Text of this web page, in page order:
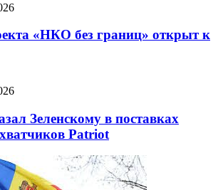
«НКО без границ» открыт к
Зеленскому в поставках
Patriot